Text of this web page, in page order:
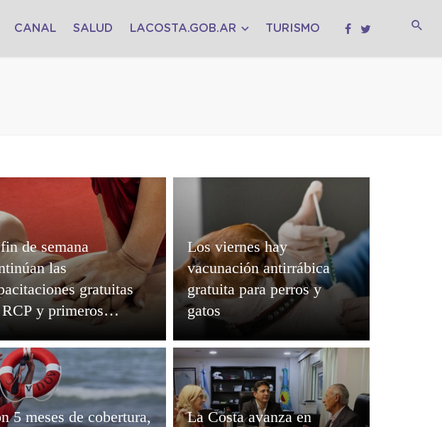
CANAL SALUD LACOSTA.GOB.AR TURISMO
de semana
las
gratuitas
y primeros
Los viernes hay
vacunación antirrábica
gratuita para perros y
gatos
5 meses de cobertura,
La Costa avanza en